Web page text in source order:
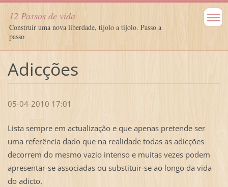
12 Passos de vida
Construir uma nova liberdade, tijolo a tijolo. Passo a
passo
Adicções
05-04-2010 17:01
Lista sempre em actualização e que apenas pretende ser
uma referência dado que na realidade todas as adicções
decorrem do mesmo vazio intenso e muitas vezes podem
apresentar-se associadas ou substituir-se ao longo da vida
do adicto.